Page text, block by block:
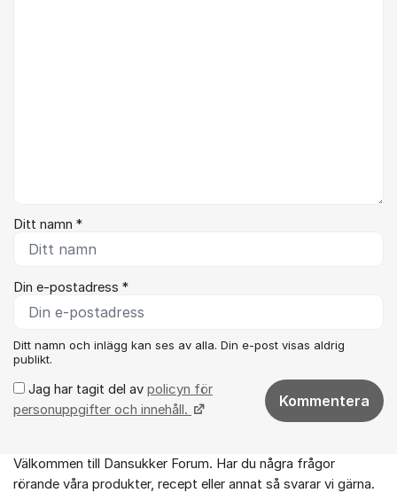
Ditt namn *
Din e-postadress *
Ditt namn och inlägg kan ses av alla. Din e-post visas aldrig
publikt.
Jag har tagit del av policyn för
personuppgifter och innehåll.
Kommentera
Om forumet
Välkommen till Dansukker Forum. Har du några frågor
rörande våra produkter, recept eller annat så svarar vi gärna.